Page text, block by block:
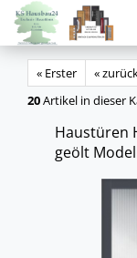
« Erster «
20Artikel in dieser
Haus­tü­ren
geölt